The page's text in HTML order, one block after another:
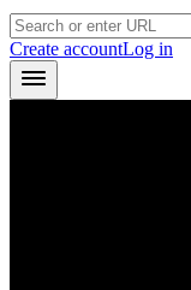
Create accountLog in